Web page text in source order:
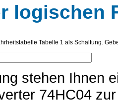
logischen
Tabelle 1 als Schaltung.
stehen Ihnen
74HC04